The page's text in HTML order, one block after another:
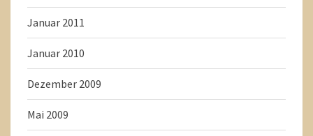
Januar 2011
Januar 2010
Dezember 2009
Mai 2009